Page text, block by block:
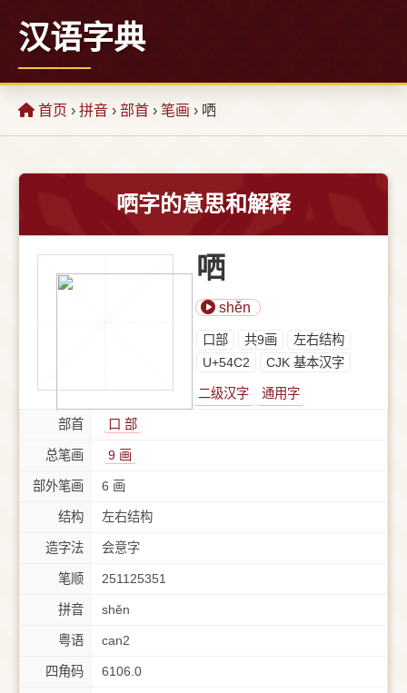
汉语字典
首页 › 拼音 › 部首 › 笔画 › 哂
哂字的意思和解释
哂
shěn
⼝部 共9画
左右结构
U+54C2
CJK 基本汉字
二级汉字 通用字
部首 ⼝ 部
总笔画 9 画
部外笔画 6 画
结构 左右结构
造字法 会意字
笔顺 251125351
拼音 shěn
粤语 can2
四角码 6106.0